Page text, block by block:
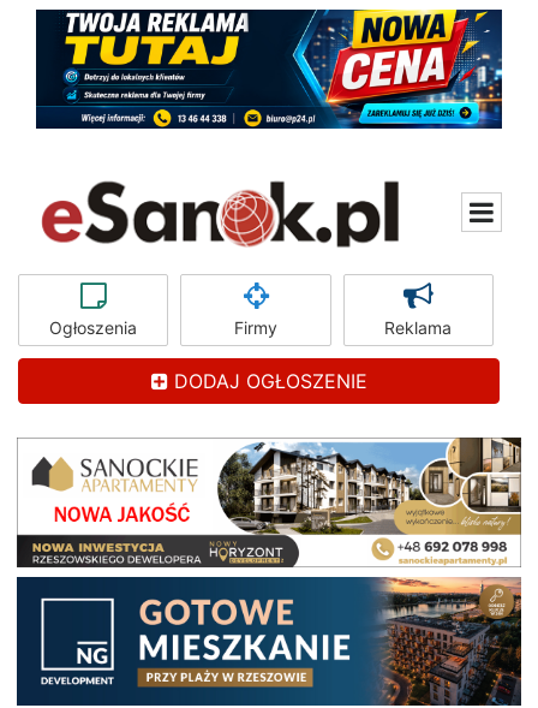
Ogłoszenia Firmy Reklama
DODAJ OGŁOSZENIE